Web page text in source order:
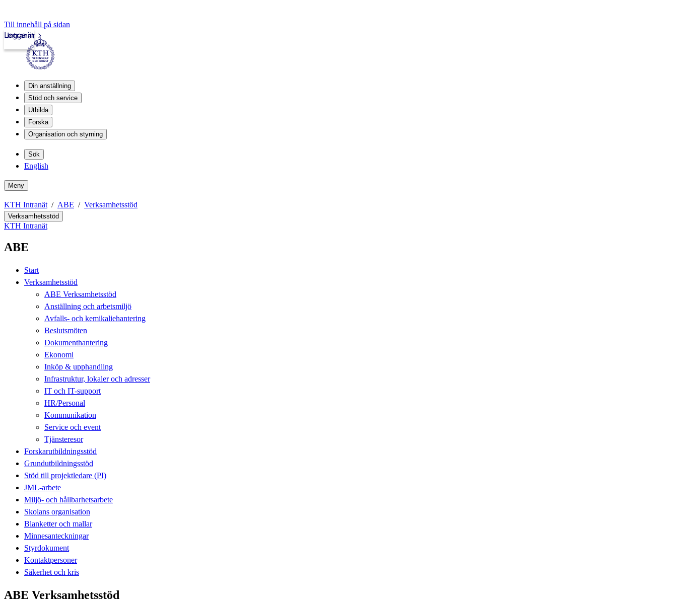
Till innehåll på sidan
Intranät
Logga in
Din anställning
Stöd och service
Utbilda
Forska
Organisation och styrning
Sök
English
Meny
KTH Intranät ABE Verksamhetsstöd
Verksamhetsstöd
KTH Intranät
ABE
Start
Verksamhetsstöd
ABE Verksamhetsstöd
Anställning och arbetsmiljö
Avfalls- och kemikaliehantering
Beslutsmöten
Dokumenthantering
Ekonomi
Inköp & upphandling
Infrastruktur, lokaler och adresser
IT och IT-support
HR/Personal
Kommunikation
Service och event
Tjänsteresor
Forskarutbildningsstöd
Grundutbildningsstöd
Stöd till projektledare (PI)
JML-arbete
Miljö- och hållbarhetsarbete
Skolans organisation
Blanketter och mallar
Minnesanteckningar
Styrdokument
Kontaktpersoner
Säkerhet och kris
ABE Verksamhetsstöd